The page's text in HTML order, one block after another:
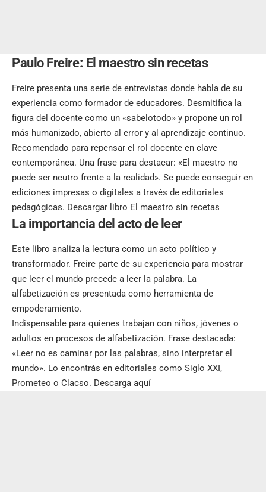
Paulo Freire: El maestro sin recetas
Freire presenta una serie de entrevistas donde habla de su
experiencia como formador de educadores. Desmitifica la
figura del docente como un «sabelotodo» y propone un rol
más humanizado, abierto al error y al aprendizaje continuo.
Recomendado para repensar el rol docente en clave
contemporánea. Una frase para destacar: «El maestro no
puede ser neutro frente a la realidad». Se puede conseguir en
ediciones impresas o digitales a través de editoriales
pedagógicas. Descargar libro El maestro sin recetas
La importancia del acto de leer
Este libro analiza la lectura como un acto político y
transformador. Freire parte de su experiencia para mostrar
que leer el mundo precede a leer la palabra. La
alfabetización es presentada como herramienta de
empoderamiento.
Indispensable para quienes trabajan con niños, jóvenes o
adultos en procesos de alfabetización. Frase destacada:
«Leer no es caminar por las palabras, sino interpretar el
mundo». Lo encontrás en editoriales como Siglo XXI,
Prometeo o Clacso. Descarga aquí